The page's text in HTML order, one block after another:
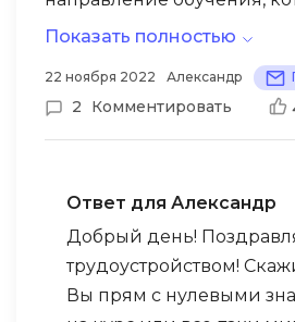
охватывает разные уровни
Программа составлена
отличные, а сервис
вопросами по ДЗ и
Спасибо нашим
оперативно отвечали на
Есть небольшие нюансы:
Показать полностью
22 ноября 2022 Александр
2 Комментировать
Ответ для Александр
Добрый день!
трудоустройством!
Вы прям с нулевыми